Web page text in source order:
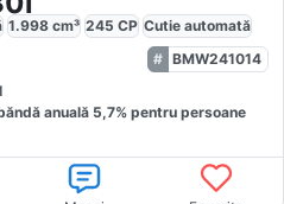
1.998 cm³ 245 CP Cutie automată
BMW241014
anuală 5,7% pentru persoane